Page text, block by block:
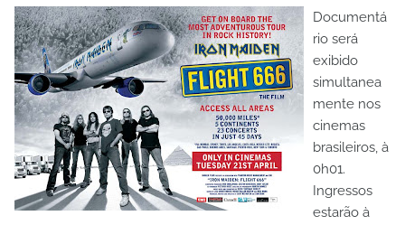
Documentá
rio será
exibido
simultanea
mente nos
cinemas
brasileiros, à
0h01.
Ingressos
estarão à